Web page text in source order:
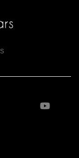
SUR XNOUS
NOUS SUR